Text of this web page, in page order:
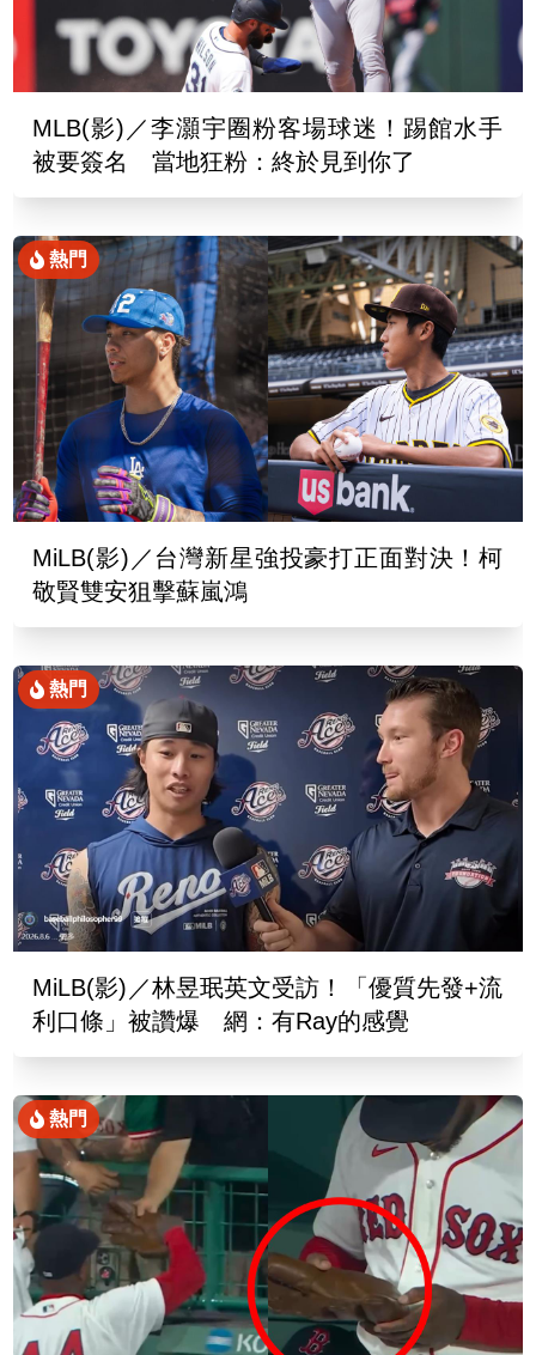
MLB(影)／李灝宇圈粉客場球迷！踢館水手
被要簽名 當地狂粉：終於見到你了
熱門
MiLB(影)／台灣新星強投豪打正面對決！柯
敬賢雙安狙擊蘇嵐鴻
熱門
MiLB(影)／林昱珉英文受訪！「優質先發+流
利口條」被讚爆 網：有Ray的感覺
熱門